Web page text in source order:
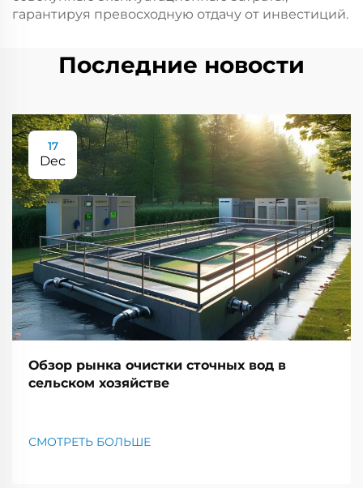
гарантируя превосходную отдачу от инвестиций.
Последние новости
17
Dec
Обзор рынка очистки сточных вод в
сельском хозяйстве
СМОТРЕТЬ БОЛЬШЕ